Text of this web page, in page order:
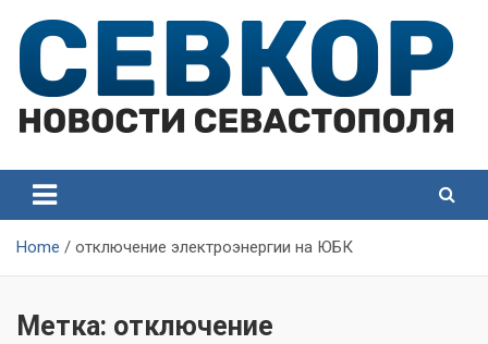
content
Севастополя
Севастополя
Home отключение электроэнергии на ЮБК
Метка: отключение